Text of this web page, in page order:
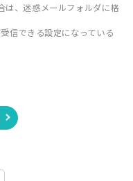
、迷惑メールフォルダに格
できる設定になっている